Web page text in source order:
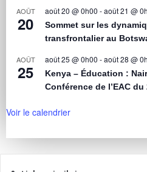
AOÛT
20
août 20 @ 0h00 -août 21 @
Sommet sur les
transfrontalier au
AOÛT
25
août 25 @ 0h00 -août 28 @
Kenya – Éducation :
Conférence de l’EAC
Voir le calendrier